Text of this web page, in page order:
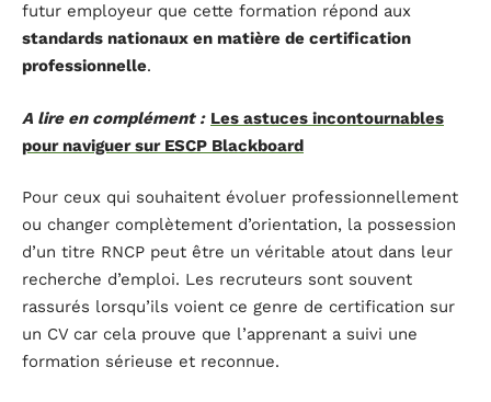
futur employeur que cette formation répond aux
standards nationaux en matière de certification
professionnelle.
A lire en complément : Les astuces incontournables
pour naviguer sur ESCP Blackboard
Pour ceux qui souhaitent évoluer professionnellement
ou changer complètement d’orientation, la possession
d’un titre RNCP peut être un véritable atout dans leur
recherche d’emploi. Les recruteurs sont souvent
rassurés lorsqu’ils voient ce genre de certification sur
un CV car cela prouve que l’apprenant a suivi une
formation sérieuse et reconnue.